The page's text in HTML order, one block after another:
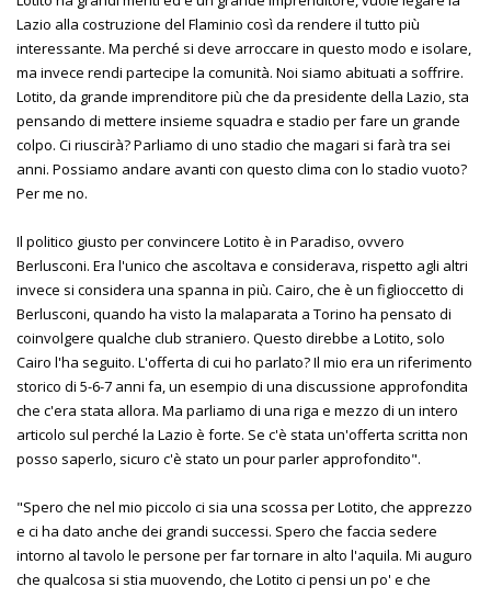
Lazio alla costruzione del Flaminio così da rendere il tutto più
interessante. Ma perché si deve arroccare in questo modo e isolare,
ma invece rendi partecipe la comunità. Noi siamo abituati a soffrire.
Lotito, da grande imprenditore più che da presidente della Lazio, sta
pensando di mettere insieme squadra e stadio per fare un grande
colpo. Ci riuscirà? Parliamo di uno stadio che magari si farà tra sei
anni. Possiamo andare avanti con questo clima con lo stadio vuoto?
Per me no.
Il politico giusto per convincere Lotito è in Paradiso, ovvero
Berlusconi. Era l'unico che ascoltava e considerava, rispetto agli altri
invece si considera una spanna in più. Cairo, che è un figlioccetto di
Berlusconi, quando ha visto la malaparata a Torino ha pensato di
coinvolgere qualche club straniero. Questo direbbe a Lotito, solo
Cairo l'ha seguito. L'offerta di cui ho parlato? Il mio era un riferimento
storico di 5-6-7 anni fa, un esempio di una discussione approfondita
che c'era stata allora. Ma parliamo di una riga e mezzo di un intero
articolo sul perché la Lazio è forte. Se c'è stata un'offerta scritta non
posso saperlo, sicuro c'è stato un pour parler approfondito".
"Spero che nel mio piccolo ci sia una scossa per Lotito, che apprezzo
e ci ha dato anche dei grandi successi. Spero che faccia sedere
intorno al tavolo le persone per far tornare in alto l'aquila. Mi auguro
che qualcosa si stia muovendo, che Lotito ci pensi un po' e che